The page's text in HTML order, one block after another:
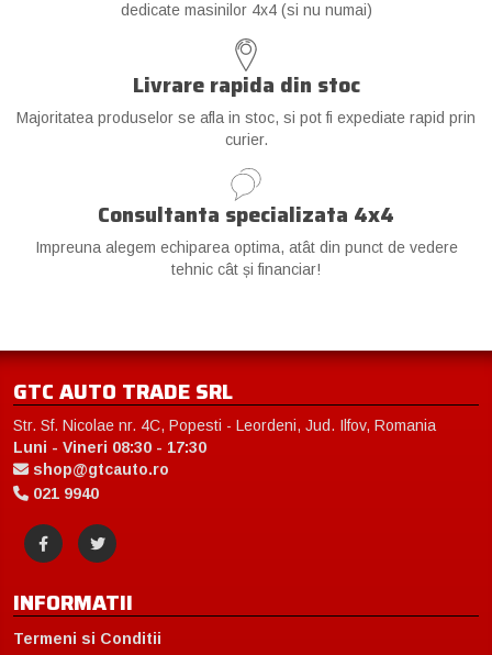
dedicate masinilor 4x4 (si nu numai)
Livrare rapida din stoc
Majoritatea produselor se afla in stoc, si pot fi expediate rapid prin
curier.
Consultanta specializata 4x4
Impreuna alegem echiparea optima, atât din punct de vedere
tehnic cât și financiar!
GTC AUTO TRADE SRL
Str. Sf. Nicolae nr. 4C, Popesti - Leordeni, Jud. Ilfov, Romania
Luni - Vineri 08:30 - 17:30
shop@gtcauto.ro
021 9940
INFORMATII
Termeni si Conditii